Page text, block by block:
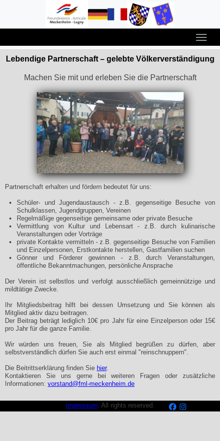
Lebendige Partnerschaft – gelebte Völkerverständigung
Machen Sie mit und erleben Sie die Partnerschaft
Partnerschaft erhalten und fördern bedeutet für uns:
Schüler- und Jugendaustausch - z.B. gegenseitige Besuche von
Schulklassen, Jugendgruppen, Vereinen
Regelmäßige gegenseitige gemeinsame oder private Besuche
Vermittlung von Kultur und Lebensart - z.B. durch kulinarische
Veranstaltungen oder Vorträge
private Kontakte vermitteln - z.B. gegenseitige Besuche von Familien
und Einzelpersonen, Erstkontakte herstellen, Gastfamilien suchen
Gönner und Förderer gewinnen - z.B. durch Veranstaltungen,
öffentliche Bekanntmachungen, persönliche Ansprache
Der Verein ist selbstlos und verfolgt ausschließlich gemeinnützige und
mildtätige Zwecke.
Ihr Mitgliedsbeitrag hilft bei dessen Umsetzung und Sie können als
Mitglied aktiv dazu beitragen.
Der Beitrag beträgt lediglich 10€ pro Jahr für eine Einzelperson oder 15€
pro Jahr für die ganze Familie.
Wir würden uns freuen, Sie als Mitglied begrüßen zu dürfen, aber
selbstverständlich dürfen Sie auch erst einmal "reinschnuppern".
Die Beitrittserklärung finden Sie hier.
Kontaktieren Sie uns gerne bei weiteren Fragen oder zusätzliche
Informationen: vorstand@fml-meckenheim.de
Impressum. All rights reserved.